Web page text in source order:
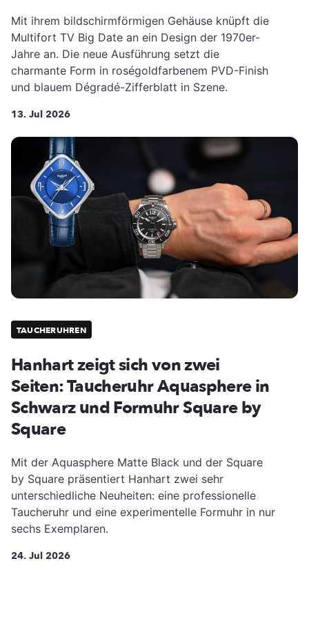
Mit ihrem bildschirmförmigen Gehäuse knüpft die
Multifort TV Big Date an ein Design der 1970er-
Jahre an. Die neue Ausführung setzt die
charmante Form in roségoldfarbenem PVD-Finish
und blauem Dégradé-Zifferblatt in Szene.
13. Jul 2026
TAUCHERUHREN
Hanhart zeigt sich von zwei
Seiten: Taucheruhr Aquasphere in
Schwarz und Formuhr Square by
Square
Mit der Aquasphere Matte Black und der Square
by Square präsentiert Hanhart zwei sehr
unterschiedliche Neuheiten: eine professionelle
Taucheruhr und eine experimentelle Formuhr in nur
sechs Exemplaren.
24. Jul 2026